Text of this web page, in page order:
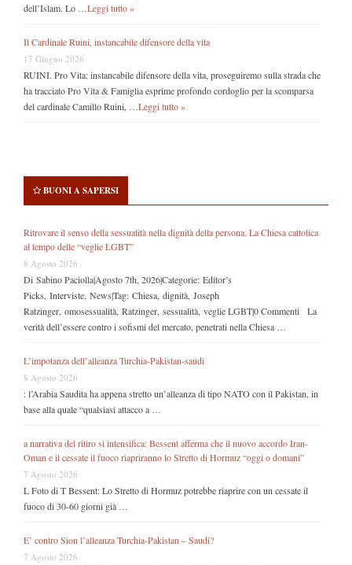
dell’Islam. Lo … Leggi tutto »
Il Cardinale Ruini, instancabile difensore della vita
17 Giugno 2026
RUINI. Pro Vita: instancabile difensore della vita, proseguiremo sulla strada che
ha tracciato Pro Vita & Famiglia esprime profondo cordoglio per la scomparsa
del cardinale Camillo Ruini, … Leggi tutto »
BUONI A SAPERSI
Ritrovare il senso della sessualità nella dignità della persona. La Chiesa cattolica
al tempo delle “veglie LGBT”
8 Agosto 2026
Di Sabino Paciolla|Agosto 7th, 2026|Categorie: Editor’s
Picks, Interviste, News|Tag: Chiesa, dignità, Joseph
Ratzinger, omosessualità, Ratzinger, sessualità, veglie LGBT|0 Commenti La
verità dell’essere contro i sofismi del mercato, penetrati nella Chiesa …
L’impotanza dell’alleanza Turchia-Pakistan-saudi
8 Agosto 2026
: l’Arabia Saudita ha appena stretto un’alleanza di tipo NATO con il Pakistan, in
base alla quale “qualsiasi attacco a …
a narrativa del ritiro si intensifica: Bessent afferma che il nuovo accordo Iran-
Oman e il cessate il fuoco riapriranno lo Stretto di Hormuz “oggi o domani”
7 Agosto 2026
L Foto di T Bessent: Lo Stretto di Hormuz potrebbe riaprire con un cessate il
fuoco di 30-60 giorni già …
E’ contro Sion l’alleanza Turchia-Pakistan – Saudi?
7 Agosto 2026